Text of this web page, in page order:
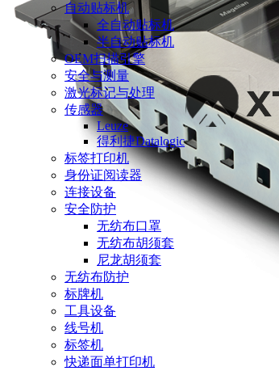
自动贴标机
全自动贴标机
半自动贴标机
OEM扫描引擎
安全与测量
激光标记与处理
传感器
Leuze
得利捷Datalogic
标签打印机
身份证阅读器
连接设备
安全防护
无纺布口罩
无纺布胡须套
尼龙胡须套
无纺布防护
标牌机
工具设备
线号机
标签机
快递面单打印机